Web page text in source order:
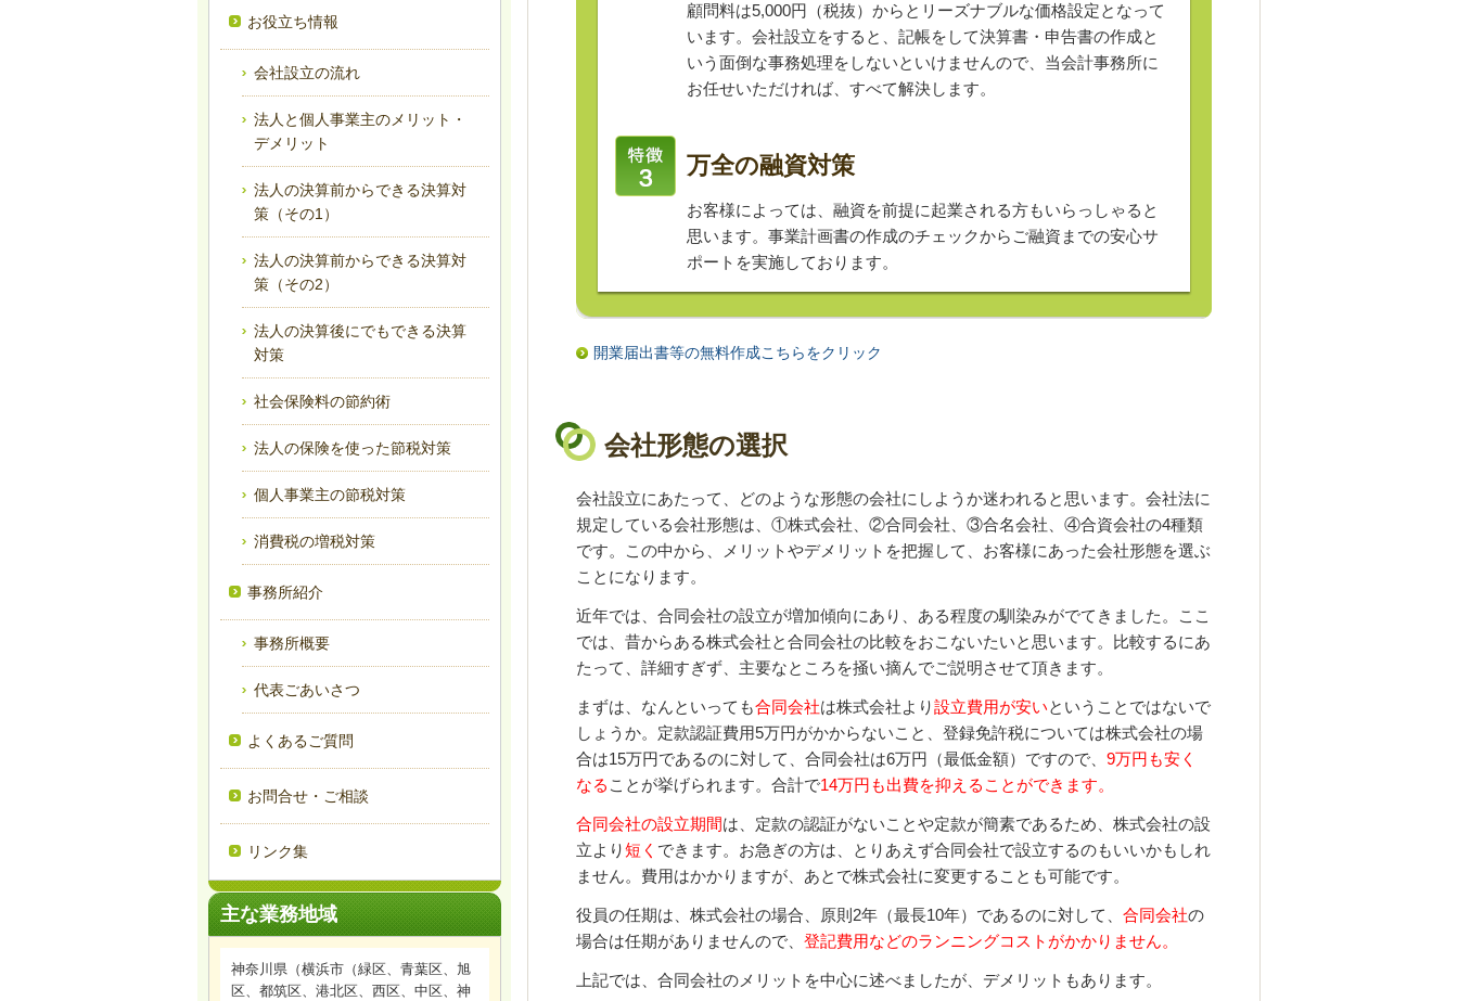
顧問料は5,000円（税抜）からとリーズナブルな価格設定となって
います。会社設立をすると、記帳をして決算書・申告書の作成と
いう面倒な事務処理をしないといけませんので、当会計事務所に
お任せいただければ、すべて解決します。
万全の融資対策
お客様によっては、融資を前提に起業される方もいらっしゃると
思います。事業計画書の作成のチェックからご融資までの安心サ
ポートを実施しております。
開業届出書等の無料作成こちらをクリック
会社形態の選択
会社設立にあたって、どのような形態の会社にしようか迷われると思います。会社法に
規定している会社形態は、①株式会社、②合同会社、③合名会社、④合資会社の4種類
です。この中から、メリットやデメリットを把握して、お客様にあった会社形態を選ぶ
ことになります。
近年では、合同会社の設立が増加傾向にあり、ある程度の馴染みがでてきました。ここ
では、昔からある株式会社と合同会社の比較をおこないたいと思います。比較するにあ
たって、詳細すぎず、主要なところを掻い摘んでご説明させて頂きます。
まずは、なんといっても合同会社は株式会社より設立費用が安いということではないで
しょうか。定款認証費用5万円がかからないこと、登録免許税については株式会社の場
合は15万円であるのに対して、合同会社は6万円（最低金額）ですので、 9万円も安く
なる ことが挙げられます。合計で14万円も出費を抑えることができます。
合同会社の設立期間は、定款の認証がないことや定款が簡素であるため、株式会社の設
立より短く できます。お急ぎの方は、とりあえず合同会社で設立するのもいいかもしれ
ません。費用はかかりますが、あとで株式会社に変更することも可能です。
役員の任期は、株式会社の場合、原則2年（最長10年）であるのに対して、 合同会社の
場合は任期がありませんので、 登記費用などのランニングコストがかかりません。
上記では、合同会社のメリットを中心に述べましたが、デメリットもあります。
お役立ち情報
会社設立の流れ
法人と個人事業主のメリット・
デメリット
法人の決算前からできる決算対
策（その1）
法人の決算前からできる決算対
策（その2）
法人の決算後にでもできる決算
対策
社会保険料の節約術
法人の保険を使った節税対策
個人事業主の節税対策
消費税の増税対策
事務所紹介
事務所概要
代表ごあいさつ
よくあるご質問
お問合せ・ご相談
リンク集
主な業務地域
神奈川県（横浜市（緑区、青葉区、旭
区、都筑区、港北区、西区、中区、神